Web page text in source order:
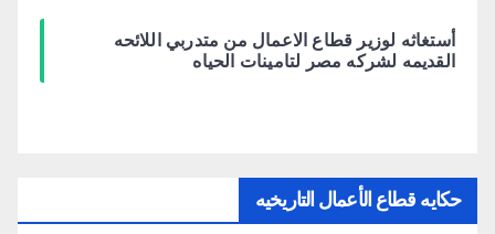
أستغاثه لوزير قطاع الاعمال من متدربي اللائحه
القديمه لشركه مصر لتامينات الحياه
حكايه قطاع الأعمال التاريخيه